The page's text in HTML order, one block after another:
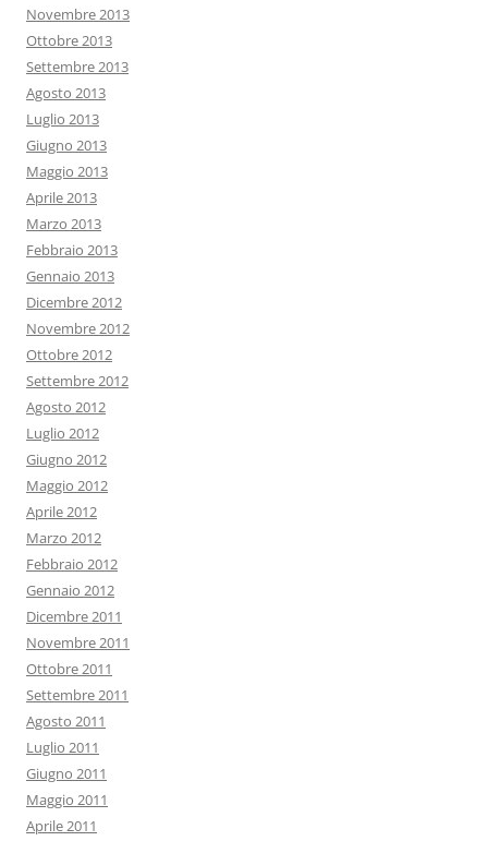
Novembre 2013
Ottobre 2013
Settembre 2013
Agosto 2013
Luglio 2013
Giugno 2013
Maggio 2013
Aprile 2013
Marzo 2013
Febbraio 2013
Gennaio 2013
Dicembre 2012
Novembre 2012
Ottobre 2012
Settembre 2012
Agosto 2012
Luglio 2012
Giugno 2012
Maggio 2012
Aprile 2012
Marzo 2012
Febbraio 2012
Gennaio 2012
Dicembre 2011
Novembre 2011
Ottobre 2011
Settembre 2011
Agosto 2011
Luglio 2011
Giugno 2011
Maggio 2011
Aprile 2011